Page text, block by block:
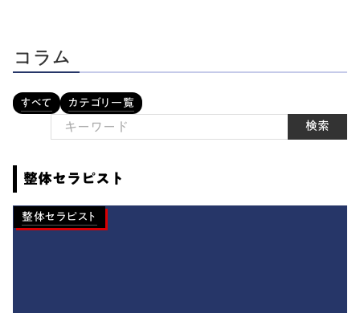
コラム
すべて カテゴリ一覧
検索
整体セラピスト
整体セラピスト